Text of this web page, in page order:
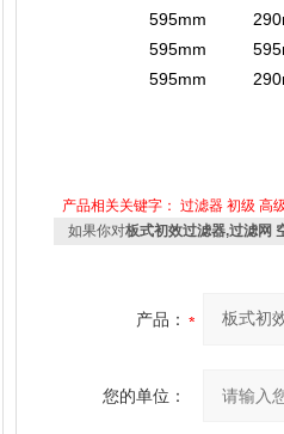
595mm
595mm
595mm
产品相关关键字： 过滤器 初级 高
如果你对板式初效过滤器,过滤网
产品：
您的单位：